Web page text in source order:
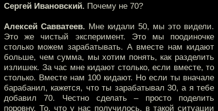
Сергей Ивановский. Почему не 70?
Алексей Савватеев. Мне кидали 50, мы это видели.
Это же чистый эксперимент. Это мы поодиночке
столько можем зарабатывать. А вместе нам кидают
больше, чем сумма, мы хотим понять, как разделить
излишек. За час мне кидают столько, если вместе, то
столько. Вместе нам 100 кидают. Но если ты вначале
барабанил, кажется, что ты зарабатывал 30, а я тебе
добавил 70. Честно сделать – просто поделить
поровну. То, что у нас получилось, в такой ситуации